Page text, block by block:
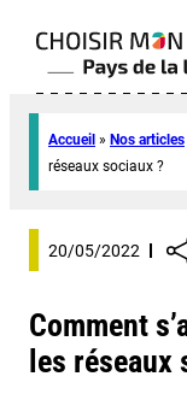
Accueil » Nos articles
réseaux sociaux ?
20/05/2022
Comment
les réseaux